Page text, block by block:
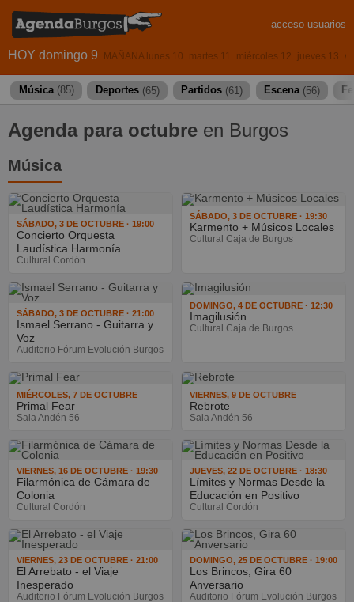
acceso usuarios
HOY domingo 9 MAÑANA lunes 10 martes 11 miércoles 12 jueves 13
Música (85) Deportes (65) Partidos (61) Escena (56)
Agenda para octubre en Burgos
Música
SÁBADO, 3 DE OCTUBRE · 19:00
Concierto Orquesta
Laudística Harmonía
Cultural Cordón
SÁBADO, 3 DE OCTUBRE · 19:30
Karmento + Músicos Locales
Cultural Caja de Burgos
SÁBADO, 3 DE OCTUBRE · 21:00
Ismael Serrano - Guitarra y
Voz
Auditorio Fórum Evolución Burgos
DOMINGO, 4 DE OCTUBRE · 12:30
Imagilusión
Cultural Caja de Burgos
MIÉRCOLES, 7 DE OCTUBRE
Primal Fear
Sala Andén 56
VIERNES, 9 DE OCTUBRE
Rebrote
Sala Andén 56
VIERNES, 16 DE OCTUBRE · 19:30
Filarmónica de Cámara de
Colonia
Cultural Cordón
JUEVES, 22 DE OCTUBRE · 18:30
Límites y Normas Desde la
Educación en Positivo
Cultural Cordón
VIERNES, 23 DE OCTUBRE · 21:00
El Arrebato - el Viaje
Inesperado
Auditorio Fórum Evolución Burgos
DOMINGO, 25 DE OCTUBRE · 19:00
Los Brincos, Gira 60
Anversario
Auditorio Fórum Evolución Burgos